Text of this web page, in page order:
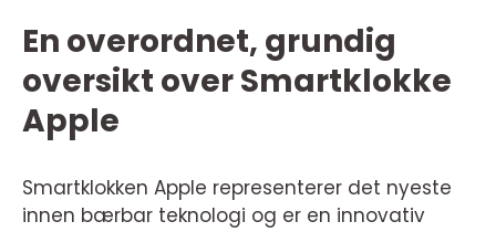
En overordnet, grundig
oversikt over Smartklokke
Apple
Smartklokken Apple representerer det nyeste
innen bærbar teknologi og er en innovativ